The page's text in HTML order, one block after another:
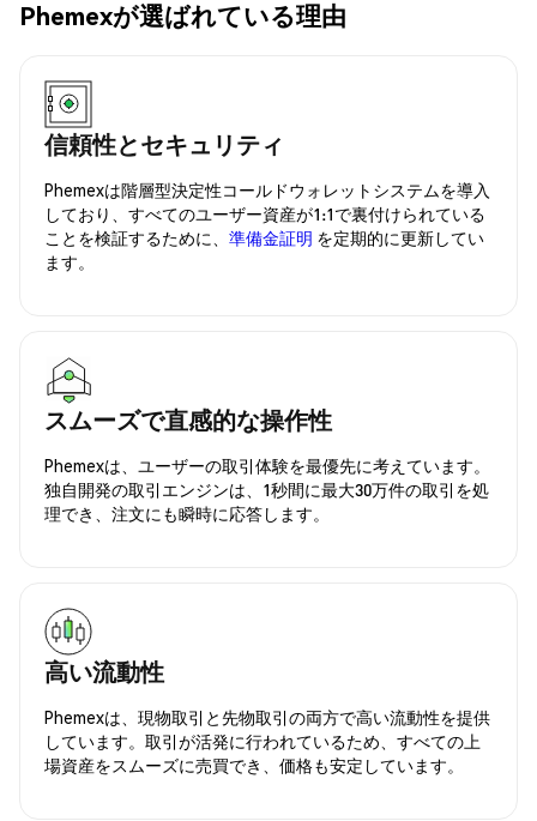
Phemexが選ばれている理由
信頼性とセキュリティ
Phemexは階層型決定性コールドウォレットシステムを導入
しており、すべてのユーザー資産が1:1で裏付けられている
ことを検証するために、 準備金証明 を定期的に更新してい
ます。
スムーズで直感的な操作性
Phemexは、ユーザーの取引体験を最優先に考えています。
独自開発の取引エンジンは、1秒間に最大30万件の取引を処
理でき、注文にも瞬時に応答します。
高い流動性
Phemexは、現物取引と先物取引の両方で高い流動性を提供
しています。取引が活発に行われているため、すべての上
場資産をスムーズに売買でき、価格も安定しています。